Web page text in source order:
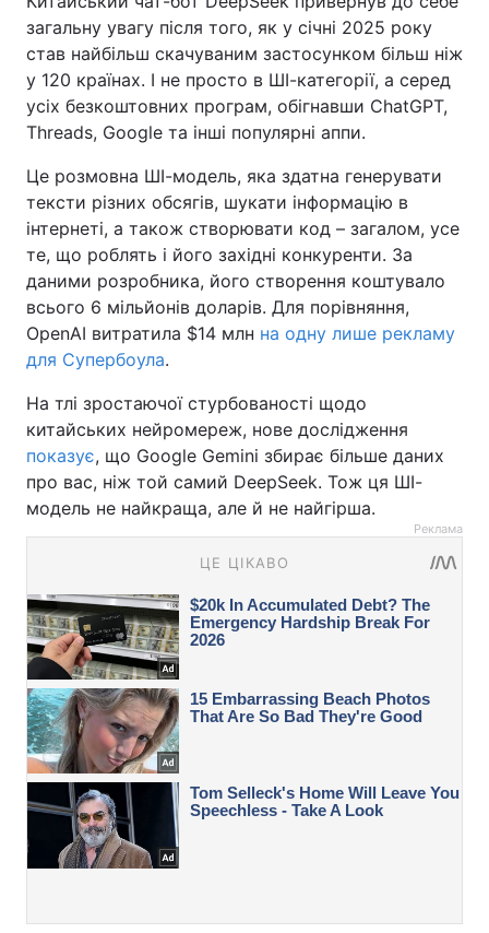
загальну увагу після того, як у січні 2025 року
став найбільш скачуваним застосунком більш ніж
у 120 країнах. І не просто в ШІ-категорії, а серед
усіх безкоштовних програм, обігнавши ChatGPT,
Threads, Google та інші популярні аппи.
Це розмовна ШІ-модель, яка здатна генерувати
тексти різних обсягів, шукати інформацію в
інтернеті, а також створювати код – загалом, усе
те, що роблять і його західні конкуренти. За
даними розробника, його створення коштувало
всього 6 мільйонів доларів. Для порівняння,
OpenAI витратила $14 млн на одну лише рекламу
для Супербоула.
На тлі зростаючої стурбованості щодо
китайських нейромереж, нове дослідження
показує, що Google Gemini збирає більше даних
про вас, ніж той самий DeepSeek. Тож ця ШІ-
модель не найкраща, але й не найгірша.
Реклама